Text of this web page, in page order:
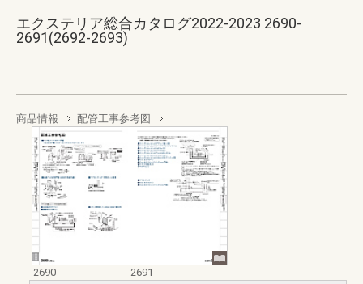
エクステリア総合カタログ2022-2023 2690-
2691(2692-2693)
商品情報 配管工事参考図
2690
2691